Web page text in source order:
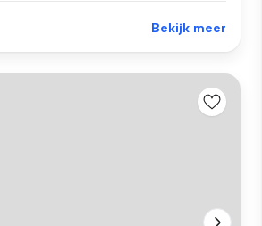
Bekijk meer